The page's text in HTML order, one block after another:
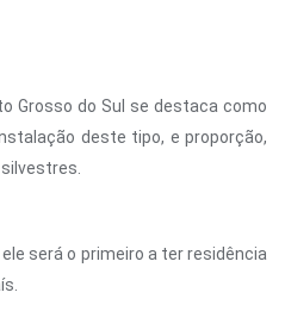
Grosso do Sul se destaca como
deste tipo, e proporção,
será o primeiro a ter residência